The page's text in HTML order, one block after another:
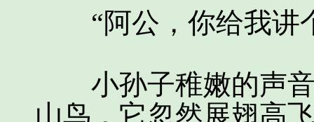
“阿公，你给我讲
小孙子稚嫩的声音
山鸟，它忽然展翅高